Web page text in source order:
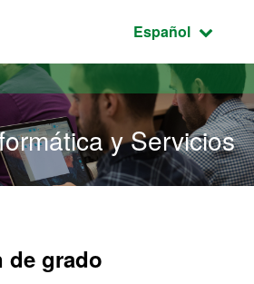
página
Idioma
Español
y Servicios
de grado